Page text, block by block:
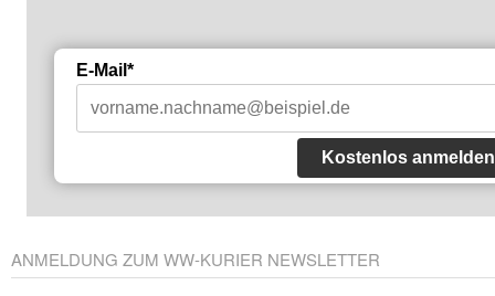
E-Mail*
Kostenlos anmelden
ANMELDUNG ZUM WW-KURIER NEWSLETTER